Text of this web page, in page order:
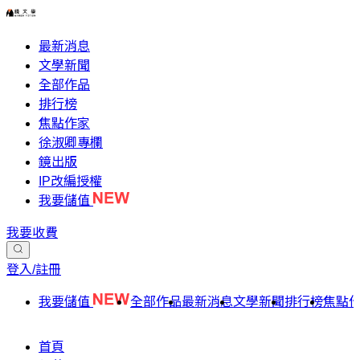
最新消息
文學新聞
全部作品
排行榜
焦點作家
徐淑卿專欄
鏡出版
IP改編授權
我要儲值
我要收費
登入/註冊
我要儲值 全部作品最新消息文學新聞排行榜焦點
首頁